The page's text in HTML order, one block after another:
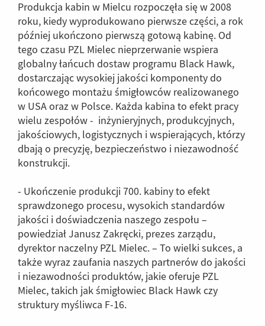
Produkcja kabin w Mielcu rozpoczęła się w 2008
roku, kiedy wyprodukowano pierwsze części, a rok
później ukończono pierwszą gotową kabinę. Od
tego czasu PZL Mielec nieprzerwanie wspiera
globalny łańcuch dostaw programu Black Hawk,
dostarczając wysokiej jakości komponenty do
końcowego montażu śmigłowców realizowanego
w USA oraz w Polsce. Każda kabina to efekt pracy
wielu zespołów - inżynieryjnych, produkcyjnych,
jakościowych, logistycznych i wspierających, którzy
dbają o precyzję, bezpieczeństwo i niezawodność
konstrukcji.
- Ukończenie produkcji 700. kabiny to efekt
sprawdzonego procesu, wysokich standardów
jakości i doświadczenia naszego zespołu –
powiedział Janusz Zakręcki, prezes zarządu,
dyrektor naczelny PZL Mielec. – To wielki sukces, a
także wyraz zaufania naszych partnerów do jakości
i niezawodności produktów, jakie oferuje PZL
Mielec, takich jak śmigłowiec Black Hawk czy
struktury myśliwca F-16.